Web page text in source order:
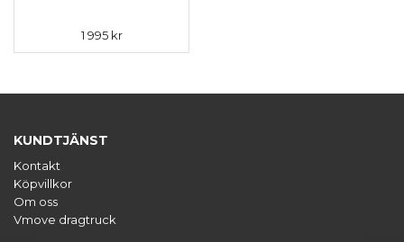
1 995 kr
KUNDTJÄNST
Kontakt
Köpvillkor
Om oss
Vmove dragtruck